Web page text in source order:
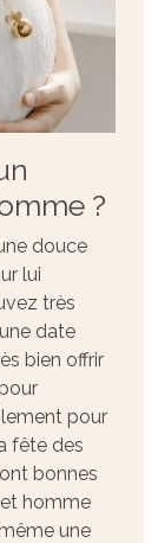
?
douce
lui
très
date
bien offrir
pour
fête des
bonnes
homme
une